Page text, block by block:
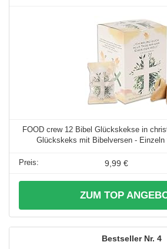
FOOD crew 12 Bibel Glückskekse in
Glückskeks mit Bibelversen - Einzeln
9,99 €
ZUM TOP
4